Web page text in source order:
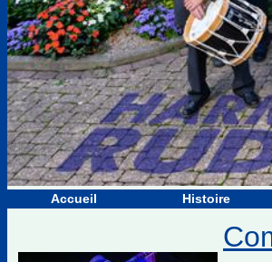
Accueil Histoire